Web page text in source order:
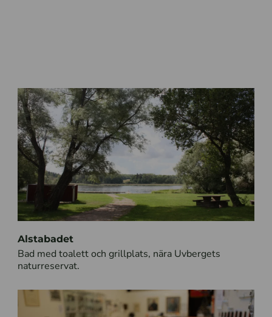
Alstabadet
Bad med toalett och grillplats, nära Uvbergets
naturreservat.